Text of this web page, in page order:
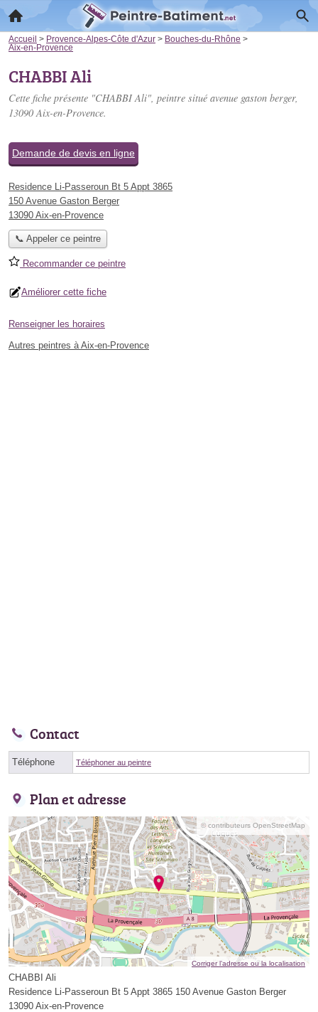
Accueil > Provence-Alpes-Côte d'Azur > Bouches-du-Rhône >
Aix-en-Provence
CHABBI Ali
Cette fiche présente "CHABBI Ali", peintre situé avenue gaston berger,
13090 Aix-en-Provence.
Demande de devis en ligne
Residence Li-Passeroun Bt 5 Appt 3865
150 Avenue Gaston Berger
13090 Aix-en-Provence
📞 Appeler ce peintre
Recommander ce peintre
Améliorer cette fiche
Renseigner les horaires
Autres peintres à Aix-en-Provence
Contact
Téléphone Téléphoner au peintre
Plan et adresse
© contributeurs OpenStreetMap
Corriger l’adresse ou la localisation
CHABBI Ali
Residence Li-Passeroun Bt 5 Appt 3865 150 Avenue Gaston Berger
13090 Aix-en-Provence